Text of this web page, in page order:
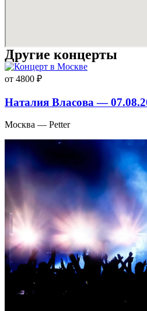
Другие концерты
от 4800 ₽
Наталия Власова —
Москва — Petter